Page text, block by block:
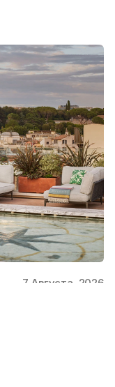
7 Августа, 2026